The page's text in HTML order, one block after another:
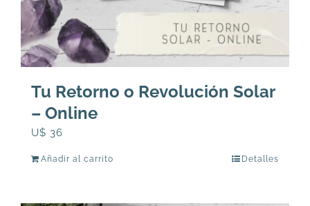
Tu Retorno o Revolución Solar
– Online
U$ 36
Añadir al carrito Detalles